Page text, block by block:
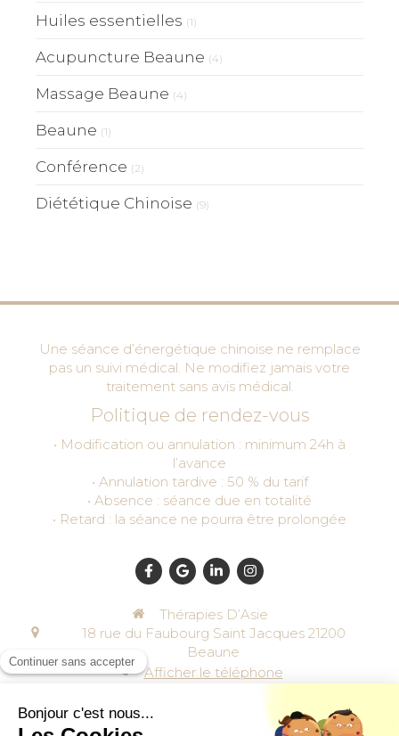
Huiles essentielles (1)
Acupuncture Beaune (4)
Massage Beaune (4)
Beaune (1)
Conférence (2)
Diététique Chinoise (9)
Une séance d’énergétique chinoise ne remplace
pas un suivi médical. Ne modifiez jamais votre
traitement sans avis médical.
Politique de rendez-vous
• Modification ou annulation : minimum 24h à
l’avance
• Annulation tardive : 50 % du tarif
• Absence : séance due en totalité
• Retard : la séance ne pourra être prolongée
Thérapies D’Asie
18 rue du Faubourg Saint Jacques 21200
Beaune
Afficher le téléphone